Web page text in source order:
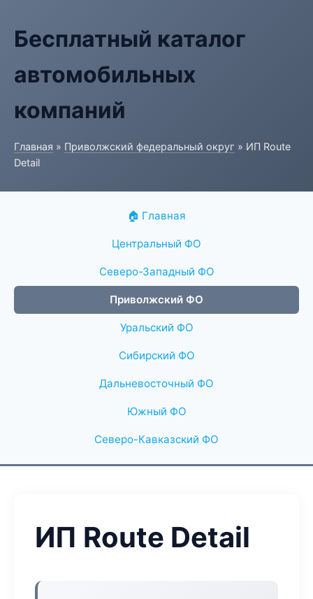
Бесплатный каталог
автомобильных
компаний
Главная » Приволжский федеральный округ » ИП Route
Detail
🏠 Главная
Центральный ФО
Северо-Западный ФО
Приволжский ФО
Уральский ФО
Сибирский ФО
Дальневосточный ФО
Южный ФО
Северо-Кавказский ФО
ИП Route Detail